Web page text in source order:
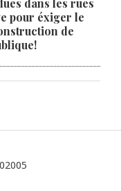
dans les rues
pour éxiger le
de